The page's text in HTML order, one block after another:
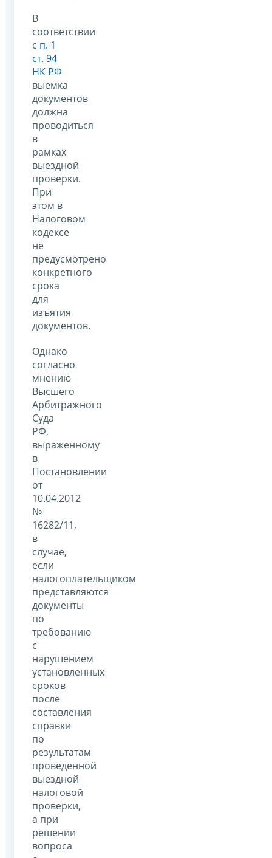
В
соответствии
с п. 1
ст. 94
НК РФ
выемка
документов
должна
проводиться
в
рамках
выездной
проверки.
При
этом в
Налоговом
кодексе
не
предусмотрено
конкретного
срока
для
изъятия
документов.
Однако
согласно
мнению
Высшего
Арбитражного
Суда
РФ,
выраженному
в
Постановлении
от
10.04.2012
№
16282/11,
в
случае,
если
налогоплательщиком
представляются
документы
по
требованию
с
нарушением
установленных
сроков
после
составления
справки
по
результатам
проведенной
выездной
налоговой
проверки,
а при
решении
вопроса